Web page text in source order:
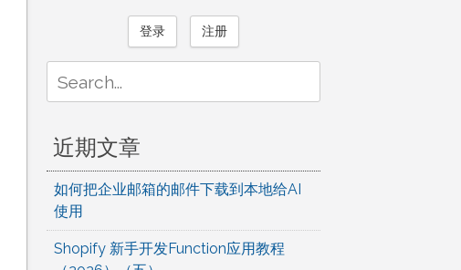
登录 注册
for:
近期文章
如何把企业邮箱的邮件下载到本地给AI
使用
Shopify 新手开发Function应用教程